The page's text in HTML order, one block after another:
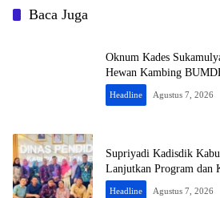
Baca Juga
Oknum Kades
Hewan Kambing
Headline Agustus 7, 2026
Supriyadi Kadisdik
Lanjutkan Program dan
Headline Agustus 7, 2026